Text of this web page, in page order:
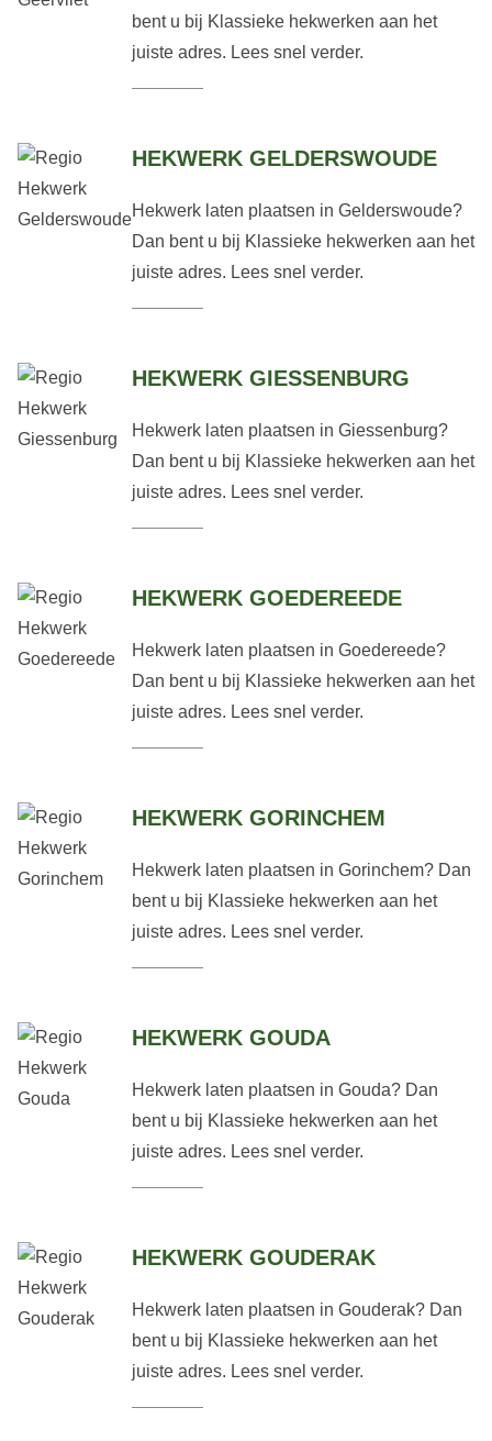
bent u bij Klassieke hekwerken aan het
juiste adres. Lees snel verder.
HEKWERK GELDERSWOUDE
Hekwerk laten plaatsen in Gelderswoude?
Dan bent u bij Klassieke hekwerken aan het
juiste adres. Lees snel verder.
HEKWERK GIESSENBURG
Hekwerk laten plaatsen in Giessenburg?
Dan bent u bij Klassieke hekwerken aan het
juiste adres. Lees snel verder.
HEKWERK GOEDEREEDE
Hekwerk laten plaatsen in Goedereede?
Dan bent u bij Klassieke hekwerken aan het
juiste adres. Lees snel verder.
HEKWERK GORINCHEM
Hekwerk laten plaatsen in Gorinchem? Dan
bent u bij Klassieke hekwerken aan het
juiste adres. Lees snel verder.
HEKWERK GOUDA
Hekwerk laten plaatsen in Gouda? Dan
bent u bij Klassieke hekwerken aan het
juiste adres. Lees snel verder.
HEKWERK GOUDERAK
Hekwerk laten plaatsen in Gouderak? Dan
bent u bij Klassieke hekwerken aan het
juiste adres. Lees snel verder.